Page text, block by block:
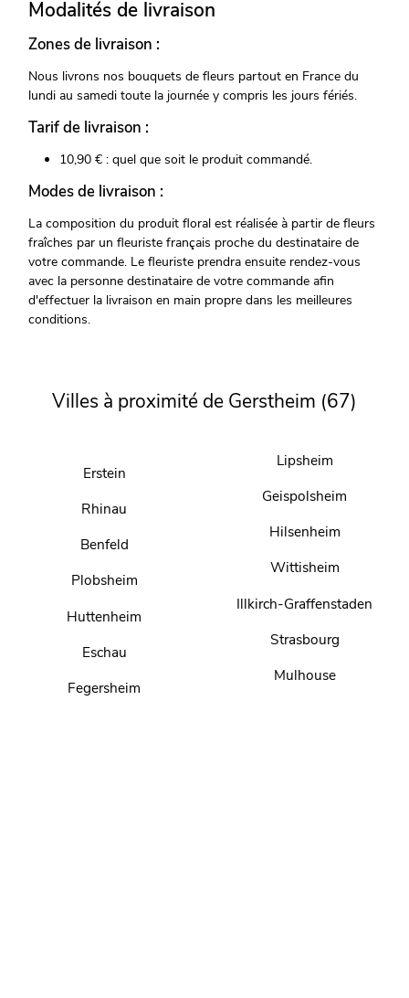
Modalités de livraison
Zones de livraison :
Nous livrons nos bouquets de fleurs partout en France du
lundi au samedi toute la journée y compris les jours fériés.
Tarif de livraison :
10,90 € : quel que soit le produit commandé.
Modes de livraison :
La composition du produit floral est réalisée à partir de fleurs
fraîches par un fleuriste français proche du destinataire de
votre commande. Le fleuriste prendra ensuite rendez-vous
avec la personne destinataire de votre commande afin
d'effectuer la livraison en main propre dans les meilleures
conditions.
Villes à proximité de Gerstheim (67)
Erstein
Rhinau
Benfeld
Plobsheim
Huttenheim
Eschau
Fegersheim
Lipsheim
Geispolsheim
Hilsenheim
Wittisheim
Illkirch-Graffenstaden
Strasbourg
Mulhouse